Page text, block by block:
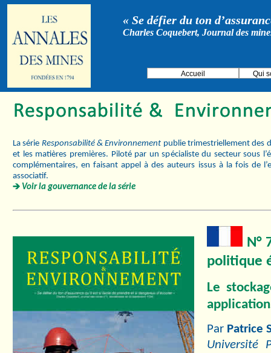
« Se défier du ton
Charles Coquebert, Journal des
Accueil Qui
La série Responsabilité & Environnement publie trimestriellement des
et les matières premières. Piloté par un spécialiste du secteur sous
complémentaires, en faisant appel à des auteurs issus à la fois de
associatif.
Voir la gouvernance de la série
N°
politique
Le
Par Patrice
Université